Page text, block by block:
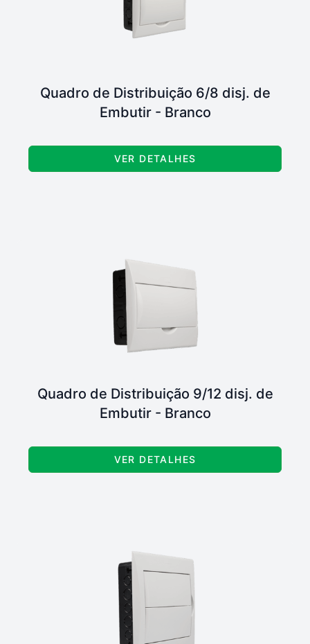
Quadro de Distribuição 6/8 disj. de
Embutir - Branco
VER DETALHES
Quadro de Distribuição 9/12 disj. de
Embutir - Branco
VER DETALHES